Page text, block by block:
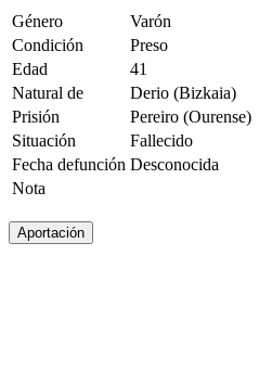
Género
Varón
Condición
Preso
Edad
41
Natural de
Derio (Bizkaia)
Prisión
Pereiro (Ourense)
Situación
Fallecido
Fecha defunción Desconocida
Nota